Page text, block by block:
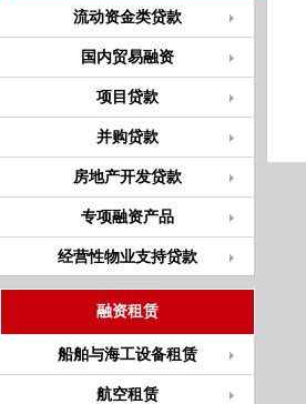
流动资金类贷款
国内贸易融资
项目贷款
并购贷款
房地产开发贷款
专项融资产品
经营性物业支持贷款
融资租赁
船舶与海工设备租赁
航空租赁